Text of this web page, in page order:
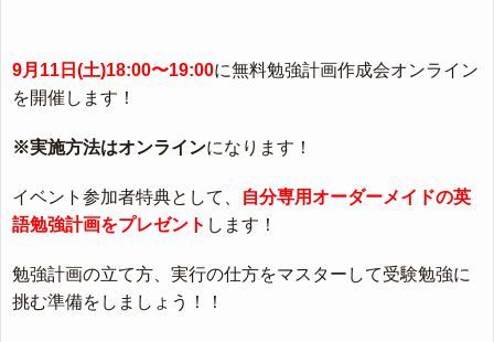
9月11日(土)18:00〜19:00に無料勉強計画作成会オンライン
を開催します！
※実施方法はオンラインになります！
イベント参加者特典として、
自分専用オーダーメイドの英
語勉強計画をプレゼント します！
勉強計画の立て方、実行の仕方をマスターして受験勉強に
挑む準備をしましょう！！